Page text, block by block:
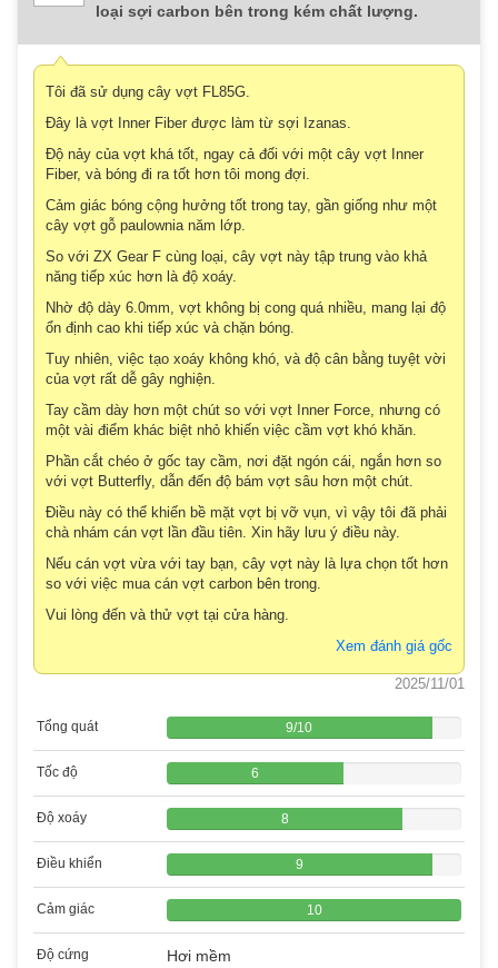
loại sợi carbon bên trong kém chất lượng.
Tôi đã sử dụng cây vợt FL85G.
Đây là vợt Inner Fiber được làm từ sợi Izanas.
Độ nảy của vợt khá tốt, ngay cả đối với một cây vợt Inner
Fiber, và bóng đi ra tốt hơn tôi mong đợi.
Cảm giác bóng cộng hưởng tốt trong tay, gần giống như một
cây vợt gỗ paulownia năm lớp.
So với ZX Gear F cùng loại, cây vợt này tập trung vào khả
năng tiếp xúc hơn là độ xoáy.
Nhờ độ dày 6.0mm, vợt không bị cong quá nhiều, mang lại độ
ổn định cao khi tiếp xúc và chặn bóng.
Tuy nhiên, việc tạo xoáy không khó, và độ cân bằng tuyệt vời
của vợt rất dễ gây nghiện.
Tay cầm dày hơn một chút so với vợt Inner Force, nhưng có
một vài điểm khác biệt nhỏ khiến việc cầm vợt khó khăn.
Phần cắt chéo ở gốc tay cầm, nơi đặt ngón cái, ngắn hơn so
với vợt Butterfly, dẫn đến độ bám vợt sâu hơn một chút.
Điều này có thể khiến bề mặt vợt bị vỡ vụn, vì vậy tôi đã phải
chà nhám cán vợt lần đầu tiên. Xin hãy lưu ý điều này.
Nếu cán vợt vừa với tay bạn, cây vợt này là lựa chọn tốt hơn
so với việc mua cán vợt carbon bên trong.
Vui lòng đến và thử vợt tại cửa hàng.
Xem đánh giá gốc
2025/11/01
Tổng quát 9/10
Tốc độ 6
Độ xoáy 8
Điều khiển 9
Cảm giác 10
Độ cứng Hơi mềm